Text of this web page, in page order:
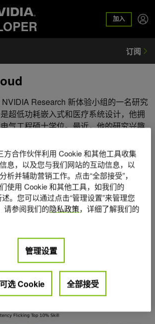
加入
Research 新体验小组的一名研究
超低功耗嵌入式和医疗系统设计，他拥
气工程硕士学位。最近，他的研究兴趣
Boudaoud
方合作伙伴利用 Cookie 和其他工具收集
息，以及您与我们网站的互动信息，以
析并辅助营销工作。点击“全部接受”，
使用 Cookie 和其他工具，如我们的
述。您可以通过点击“管理设置”来管理您
请参阅我们的隐私政策，详细了解我们的
管理设置
选 Cookie 全部接受